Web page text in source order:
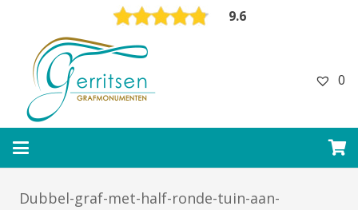
9.6
0
Dubbel-graf-met-half-ronde-tuin-aan-